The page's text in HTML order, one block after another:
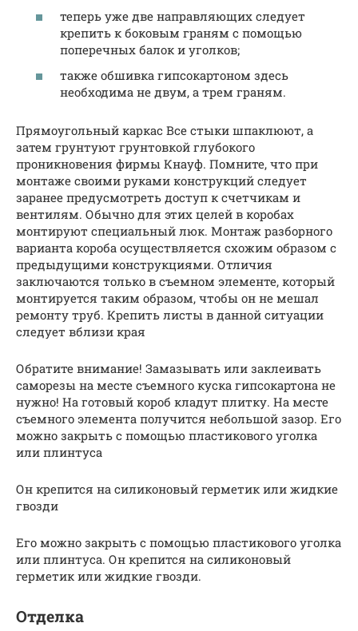
теперь уже две направляющих следует
крепить к боковым граням с помощью
поперечных балок и уголков;
также обшивка гипсокартоном здесь
необходима не двум, а трем граням.
Прямоугольный каркас Все стыки шпаклюют, а
затем грунтуют грунтовкой глубокого
проникновения фирмы Кнауф. Помните, что при
монтаже своими руками конструкций следует
заранее предусмотреть доступ к счетчикам и
вентилям. Обычно для этих целей в коробах
монтируют специальный люк. Монтаж разборного
варианта короба осуществляется схожим образом с
предыдущими конструкциями. Отличия
заключаются только в съемном элементе, который
монтируется таким образом, чтобы он не мешал
ремонту труб. Крепить листы в данной ситуации
следует вблизи края
Обратите внимание! Замазывать или заклеивать
саморезы на месте съемного куска гипсокартона не
нужно! На готовый короб кладут плитку. На месте
съемного элемента получится небольшой зазор. Его
можно закрыть с помощью пластикового уголка
или плинтуса
Он крепится на силиконовый герметик или жидкие
гвозди
Его можно закрыть с помощью пластикового уголка
или плинтуса. Он крепится на силиконовый
герметик или жидкие гвозди.
Отделка